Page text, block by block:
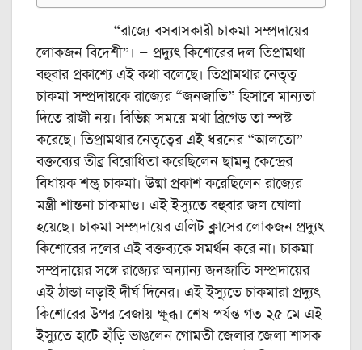
“রাজ্যে বসবাসকারী চাকমা সম্প্রদায়ের
লোকজন বিদেশী”। — প্রদ্যুৎ কিশোরের দল তিপ্রামথা
বহুবার প্রকাশ্যে এই কথা বলেছে। তিপ্রামথার নেতৃত্ব
চাকমা সম্প্রদায়কে রাজ্যের “জনজাতি” হিসাবে মান্যতা
দিতে রাজী নয়। বিভিন্ন সময়ে মথা ব্রিগেড তা স্পস্ট
করেছে। তিপ্রামথার নেতৃত্বের এই ধরনের “আলতো”
বক্তব্যের তীব্র বিরোধিতা করেছিলেন ছামনু কেন্দ্রের
বিধায়ক শম্ভু চাকমা। উষ্মা প্রকাশ করেছিলেন রাজ্যের
মন্ত্রী শান্তনা চাকমাও। এই ইস্যুতে বহুবার জল ঘোলা
হয়েছে। চাকমা সম্প্রদায়ের এলিট ক্লাসের লোকজন প্রদ্যুৎ
কিশোরের দলের এই বক্তব্যকে সমর্থন করে না। চাকমা
সম্প্রদায়ের সঙ্গে রাজ্যের অন্যান্য জনজাতি সম্প্রদায়ের
এই ঠান্ডা লড়াই দীর্ঘ দিনের। এই ইস্যুতে চাকমারা প্রদ্যুৎ
কিশোরের উপর বেজায় ক্ষুব্ধ। শেষ পর্যন্ত গত ২৫ মে এই
ইস্যুতে হাটে হাঁড়ি ভাঙলেন গোমতী জেলার জেলা শাসক